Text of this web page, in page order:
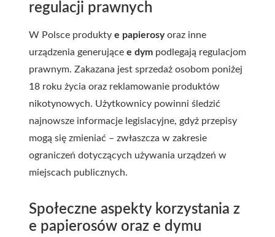
regulacji prawnych
W Polsce produkty e papierosyoraz inne
urządzenia generujące e dym podlegają regulacjom
prawnym. Zakazana jest sprzedaż osobom poniżej
18 roku życia oraz reklamowanie produktów
nikotynowych. Użytkownicy powinni śledzić
najnowsze informacje legislacyjne, gdyż przepisy
mogą się zmieniać – zwłaszcza w zakresie
ograniczeń dotyczących używania urządzeń w
miejscach publicznych.
Społeczne aspekty korzystania z
e papierosów oraz e dymu